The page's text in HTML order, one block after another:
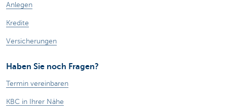
Anlegen
Kredite
Versicherungen
Haben Sie noch Fragen?
Termin vereinbaren
KBC in Ihrer Nähe